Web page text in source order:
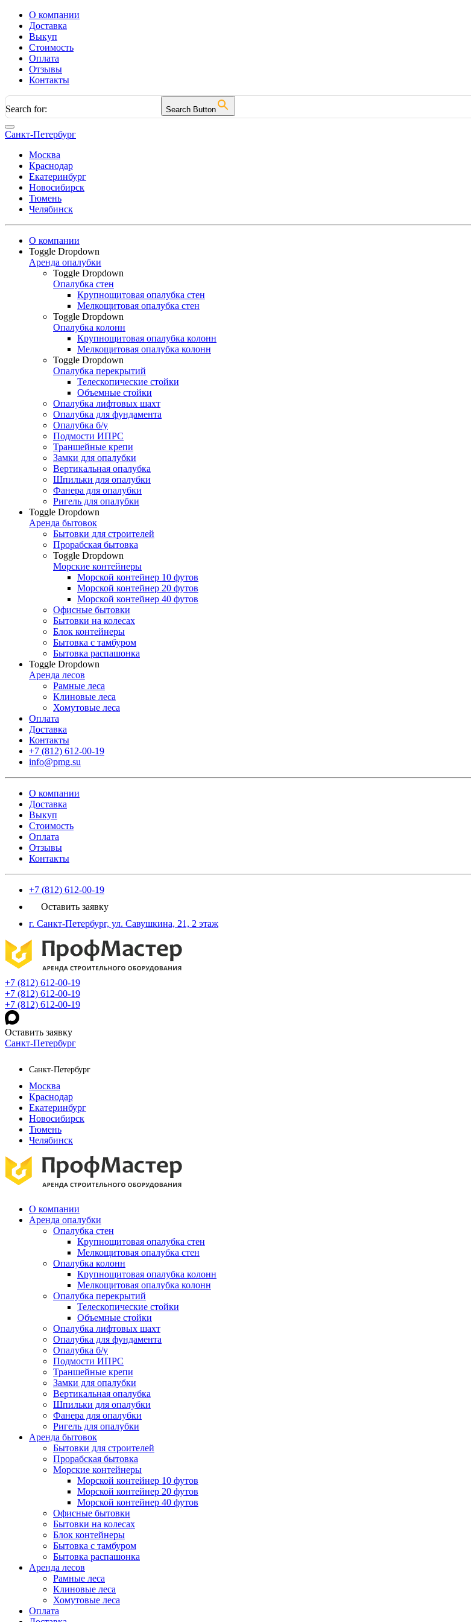
О компании
Доставка
Выкуп
Стоимость
Оплата
Отзывы
Контакты
Search for: Search Button
Санкт-Петербург
Москва
Краснодар
Екатеринбург
Новосибирск
Тюмень
Челябинск
О компании
Toggle Dropdown
Аренда опалубки
Toggle Dropdown
Опалубка стен
Крупнощитовая опалубка стен
Мелкощитовая опалубка стен
Toggle Dropdown
Опалубка колонн
Крупнощитовая опалубка колонн
Мелкощитовая опалубка колонн
Toggle Dropdown
Опалубка перекрытий
Телескопические стойки
Объемные стойки
Опалубка лифтовых шахт
Опалубка для фундамента
Опалубка б/у
Подмости ИПРС
Траншейные крепи
Замки для опалубки
Вертикальная опалубка
Шпильки для опалубки
Фанера для опалубки
Ригель для опалубки
Toggle Dropdown
Аренда бытовок
Бытовки для строителей
Прорабская бытовка
Toggle Dropdown
Морские контейнеры
Морской контейнер 10 футов
Морской контейнер 20 футов
Морской контейнер 40 футов
Офисные бытовки
Бытовки на колесах
Блок контейнеры
Бытовка с тамбуром
Бытовка распашонка
Toggle Dropdown
Аренда лесов
Рамные леса
Клиновые леса
Хомутовые леса
Оплата
Доставка
Контакты
+7 (812) 612-00-19
info@pmg.su
О компании
Доставка
Выкуп
Стоимость
Оплата
Отзывы
Контакты
+7 (812) 612-00-19
Оставить заявку
г. Санкт-Петербург, ул. Савушкина, 21, 2 этаж
+7 (812) 612-00-19
+7 (812) 612-00-19
+7 (812) 612-00-19
Оставить заявку
Санкт-Петербург
Санкт-Петербург
Москва
Краснодар
Екатеринбург
Новосибирск
Тюмень
Челябинск
О компании
Аренда опалубки
Опалубка стен
Крупнощитовая опалубка стен
Мелкощитовая опалубка стен
Опалубка колонн
Крупнощитовая опалубка колонн
Мелкощитовая опалубка колонн
Опалубка перекрытий
Телескопические стойки
Объемные стойки
Опалубка лифтовых шахт
Опалубка для фундамента
Опалубка б/у
Подмости ИПРС
Траншейные крепи
Замки для опалубки
Вертикальная опалубка
Шпильки для опалубки
Фанера для опалубки
Ригель для опалубки
Аренда бытовок
Бытовки для строителей
Прорабская бытовка
Морские контейнеры
Морской контейнер 10 футов
Морской контейнер 20 футов
Морской контейнер 40 футов
Офисные бытовки
Бытовки на колесах
Блок контейнеры
Бытовка с тамбуром
Бытовка распашонка
Аренда лесов
Рамные леса
Клиновые леса
Хомутовые леса
Оплата